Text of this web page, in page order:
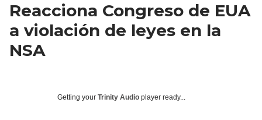
Reacciona Congreso de EUA
a violación de leyes en la
NSA
Getting your Trinity Audio player ready...